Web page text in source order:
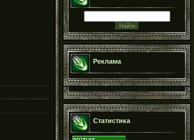
Реклама
Статистика